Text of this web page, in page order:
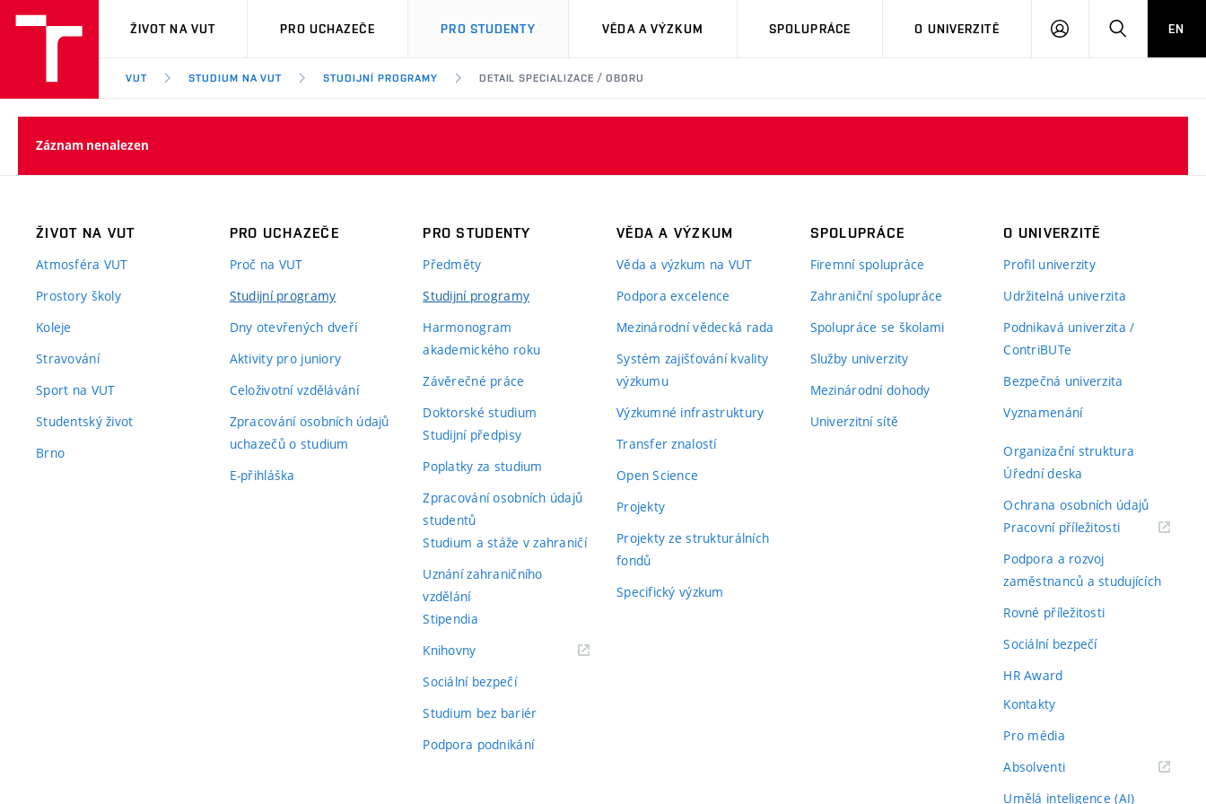
VUT
ŽIVOT NA VUT PRO UCHAZEČE PRO STUDENTY VĚDA A VÝZKUM SPOLUPRÁCE O UNIVERZITĚ
PŘIHLÁSIT HLEDATEN
VUT STUDIUM NA VUT STUDIJNÍ PROGRAMY DETAIL SPECIALIZACE / OBORU
Záznam nenalezen
ŽIVOT NA VUT
Atmosféra VUT
Prostory školy
Koleje
Stravování
Sport na VUT
Studentský život
Brno
PRO UCHAZEČE
Proč na VUT
Studijní programy
Dny otevřených dveří
Aktivity pro juniory
Celoživotní vzdělávání
Zpracování osobních údajů
uchazečů o studium
E-přihláška
PRO STUDENTY
Předměty
Studijní programy
Harmonogram
akademického roku
Závěrečné práce
Doktorské studium
Studijní předpisy
Poplatky za studium
Zpracování osobních údajů
studentů
Studium a stáže v zahraničí
Uznání zahraničního
vzdělání
Stipendia
Knihovny(externí
Sociální bezpečí
Studium bez bariér
Podpora podnikání
VĚDA A VÝZKUM
Věda a výzkum na VUT
Podpora excelence
Mezinárodní vědecká rada
Systém zajišťování kvality
výzkumu
Výzkumné infrastruktury
Transfer znalostí
Open Science
Projekty
Projekty ze strukturálních
fondů
Specifický výzkum
SPOLUPRÁCE
Firemní spolupráce
Zahraniční spolupráce
Spolupráce se školami
Služby univerzity
Mezinárodní dohody
Univerzitní sítě
O UNIVERZITĚ
Profil univerzity
Udržitelná univerzita
Podnikavá univerzita /
ContriBUTe
Bezpečná univerzita
Vyznamenání
Organizační struktura
Úřední deska
Ochrana osobních údajů
Pracovní příležitosti(externí
Podpora a rozvoj
zaměstnanců a studujících
Rovné příležitosti
Sociální bezpečí
HR Award
Kontakty
Pro média
Absolventi(externí
Umělá inteligence (AI)